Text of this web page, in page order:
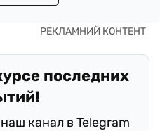
последних
канал в Telegram